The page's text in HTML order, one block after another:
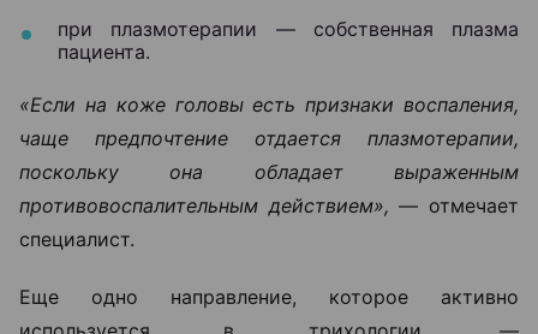
при плазмотерапии — собственная плазма
пациента.
«Если на коже головы есть признаки воспаления,
чаще предпочтение отдается плазмотерапии,
поскольку она обладает выраженным
противовоспалительным действием», — отмечает
специалист.
Еще одно направление, которое активно